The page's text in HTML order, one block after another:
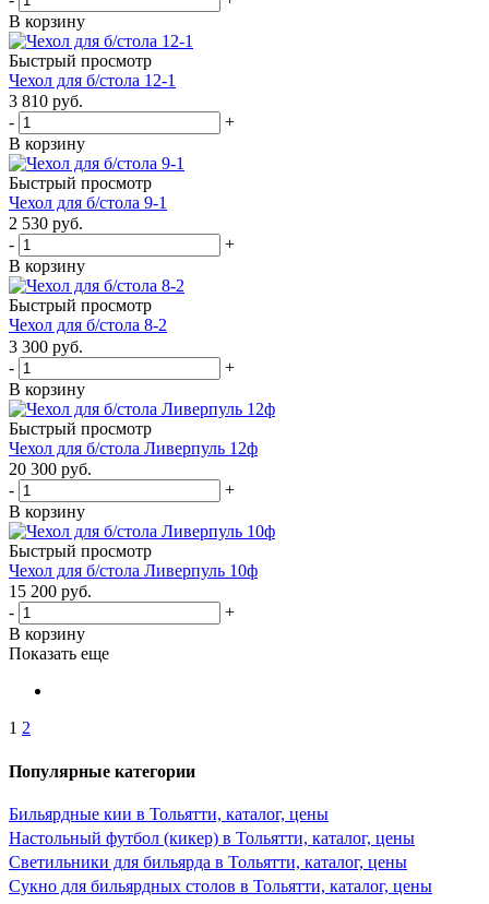
В корзину
Быстрый просмотр
Чехол для б/стола 12-1
3 810 руб.
-
+
В корзину
Быстрый просмотр
Чехол для б/стола 9-1
2 530 руб.
-
+
В корзину
Быстрый просмотр
Чехол для б/стола 8-2
3 300 руб.
-
+
В корзину
Быстрый просмотр
Чехол для б/стола Ливерпуль 12ф
20 300 руб.
-
+
В корзину
Быстрый просмотр
Чехол для б/стола Ливерпуль 10ф
15 200 руб.
-
+
В корзину
Показать еще
1 2
Популярные категории
Бильярдные кии в Тольятти, каталог, цены
Настольный футбол (кикер) в Тольятти, каталог, цены
Светильники для бильярда в Тольятти, каталог, цены
Сукно для бильярдных столов в Тольятти, каталог, цены